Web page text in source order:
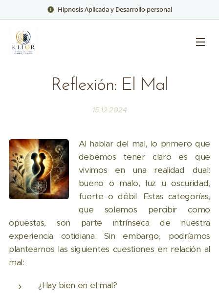
Hipnosis Aplicada y Desarrollo personal
Reflexión: El Mal
15.12.2024
Al hablar del mal, lo primero que
debemos tener claro es que
vivimos en una realidad dual:
bueno o malo, luz u oscuridad,
fuerte o débil. Estas categorías,
que solemos percibir como
opuestas, son parte intrínseca de nuestra
experiencia cotidiana. Sin embargo, podríamos
plantearnos las siguientes cuestiones en relación al
mal:
¿Hay bien en el mal?